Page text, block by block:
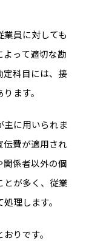
員に対しても
って適切な勘
定科目には、接
ます。
に用いられま
伝費が適用され
関係者以外の個
とが多く、従業
理します。
りです。